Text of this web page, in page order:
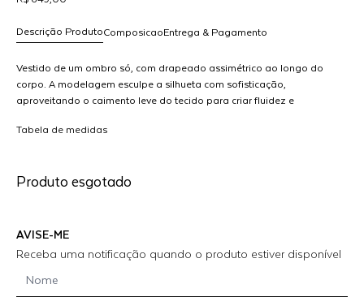
Composicao
Descrição Produto Entrega & Pagamento
Vestido de um ombro só, com drapeado assimétrico ao longo do
corpo. A modelagem esculpe a silhueta com sofisticação,
aproveitando o caimento leve do tecido para criar fluidez e
Tabela de medidas
Produto esgotado
AVISE-ME
Receba uma notificação quando o produto estiver disponível